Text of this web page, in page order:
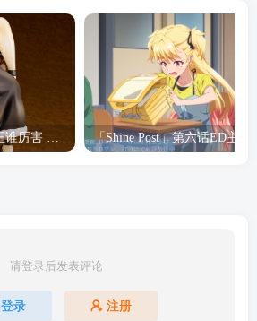
overlord卢贝多的龙王谁厉害 「Overlord」露普斯蕾琪娜·贝塔手办开订
请登录后发表评论
登录 注册